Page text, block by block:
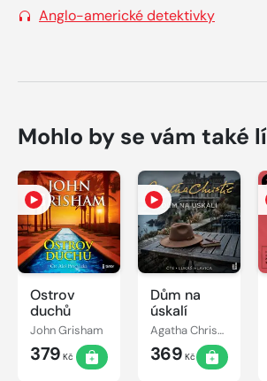
Anglo-americké detektivky
Mohlo by se vám také
Ostrov
duchů
John Grisham
379 Kč
Dům na
úskalí
Agatha Christie
369 Kč